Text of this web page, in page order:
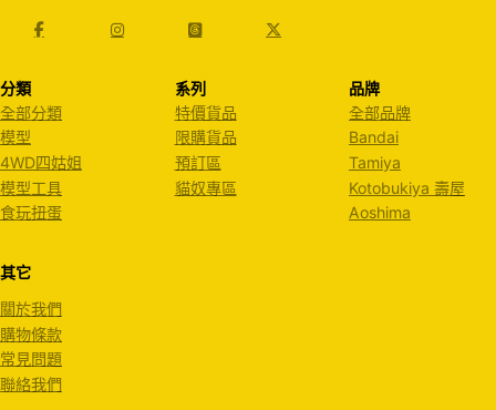
分類
全部分類
模型
4WD四姑姐
模型工具
食玩扭蛋
系列
特價貨品
限購貨品
預訂區
貓奴專區
品牌
全部品牌
Bandai
Tamiya
Kotobukiya 壽屋
Aoshima
其它
關於我們
購物條款
常見問題
聯絡我們